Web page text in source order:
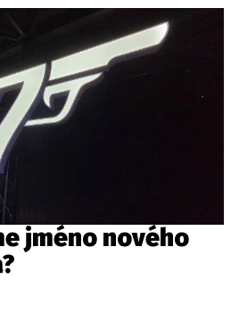
jméno nového